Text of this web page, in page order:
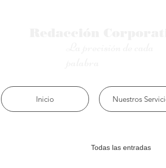
Todas las entradas
Inicio Nuestros